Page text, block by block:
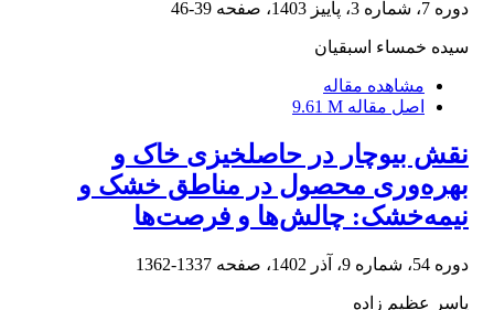
دوره 7، شماره 3، پاییز 1403، صفحه 39-46
سیده خمساء اسبقیان
مشاهده مقاله
اصل مقاله 9.61 M
نقش بیوچار در حاصلخیزی خاک و
بهره‌وری محصول در مناطق خشک و
نیمه‌خشک: چالش‌ها و فرصت‌ها
دوره 54، شماره 9، آذر 1402، صفحه 1337-1362
یاسر عظیم زاده